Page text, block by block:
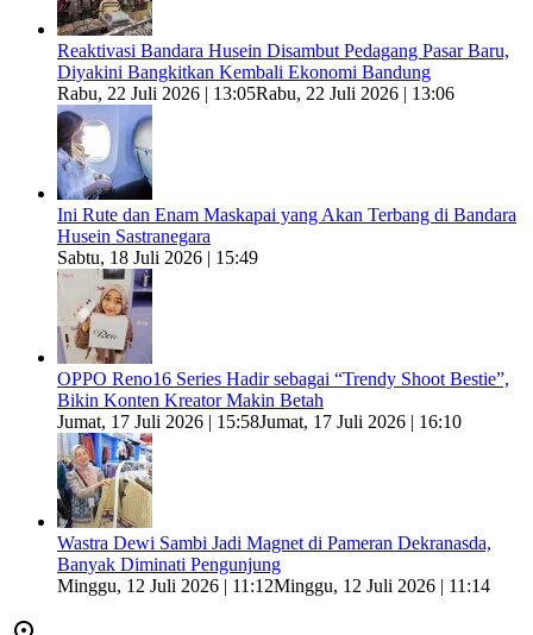
Reaktivasi Bandara Husein Disambut Pedagang Pasar Baru,
Diyakini Bangkitkan Kembali Ekonomi Bandung
Rabu, 22 Juli 2026 | 13:05Rabu, 22 Juli 2026 | 13:06
Ini Rute dan Enam Maskapai yang Akan Terbang di Bandara
Husein Sastranegara
Sabtu, 18 Juli 2026 | 15:49
OPPO Reno16 Series Hadir sebagai “Trendy Shoot Bestie”,
Bikin Konten Kreator Makin Betah
Jumat, 17 Juli 2026 | 15:58Jumat, 17 Juli 2026 | 16:10
Wastra Dewi Sambi Jadi Magnet di Pameran Dekranasda,
Banyak Diminati Pengunjung
Minggu, 12 Juli 2026 | 11:12Minggu, 12 Juli 2026 | 11:14